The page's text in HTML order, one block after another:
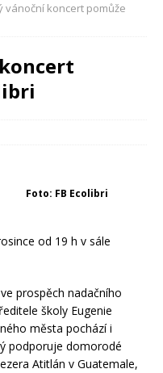
vánoční koncert pomůže
Foto: FB Ecolibri
od 19 h v sále
prospěch nadačního
školy Eugenie
města pochází i
podporuje domorodé
Atitlán v Guatemale,